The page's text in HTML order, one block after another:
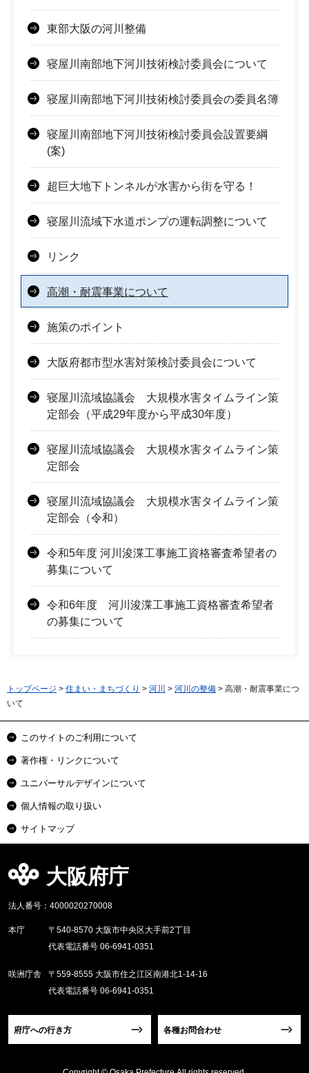
東部大阪の河川整備
寝屋川南部地下河川技術検討委員会について
寝屋川南部地下河川技術検討委員会の委員名簿
寝屋川南部地下河川技術検討委員会設置要綱
(案)
超巨大地下トンネルが水害から街を守る！
寝屋川流域下水道ポンプの運転調整について
リンク
高潮・耐震事業について
施策のポイント
大阪府都市型水害対策検討委員会について
寝屋川流域協議会 大規模水害タイムライン策
定部会（平成29年度から平成30年度）
寝屋川流域協議会 大規模水害タイムライン策
定部会
寝屋川流域協議会 大規模水害タイムライン策
定部会（令和）
令和5年度 河川浚渫工事施工資格審査希望者の
募集について
令和6年度 河川浚渫工事施工資格審査希望者
の募集について
トップページ > 住まい・まちづくり > 河川 > 河川の整備 > 高潮・耐震事業につ
いて
このサイトのご利用について
著作権・リンクについて
ユニバーサルデザインについて
個人情報の取り扱い
サイトマップ
大阪府庁
法人番号：4000020270008
本庁
〒540-8570 大阪市中央区大手前2丁目
代表電話番号 06-6941-0351
咲洲庁舎
〒559-8555 大阪市住之江区南港北1-14-16
代表電話番号 06-6941-0351
府庁への行き方 各種お問合わせ